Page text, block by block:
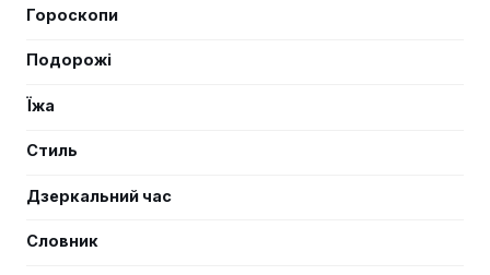
Гороскопи
Подорожі
Їжа
Стиль
Дзеркальний час
Словник